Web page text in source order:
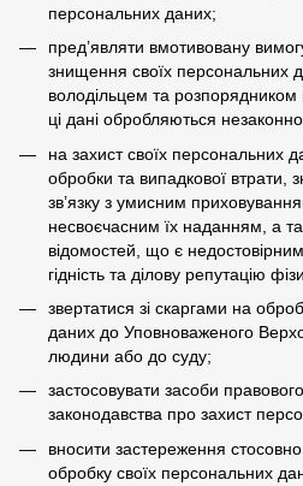
персональних даних;
пред’являти вмотивовану
знищення своїх персональних
володільцем та
ці дані обробляються
на захист своїх персональних
обробки та випадкової
зв’язку з умисним
несвоєчасним їх наданням, а
відомостей, що є
гідність та ділову репутацію
звертатися зі скаргами на
даних до Уповноваженого
людини або до суду;
застосовувати засоби
законодавства про захист
вносити застереження
обробку своїх персональних